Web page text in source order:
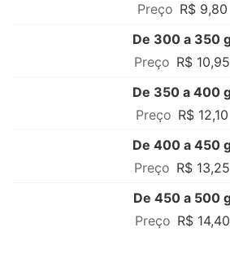
R$ 9,80
De 300 a 350
R$ 10,95
De 350 a 400
R$ 12,10
De 400 a 450
R$ 13,25
De 450 a 500
R$ 14,40